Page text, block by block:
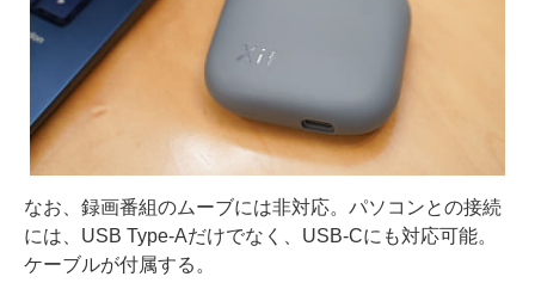
なお、録画番組のムーブには非対応。パソコンとの接続
には、USB Type-Aだけでなく、USB-Cにも対応可能。
ケーブルが付属する。